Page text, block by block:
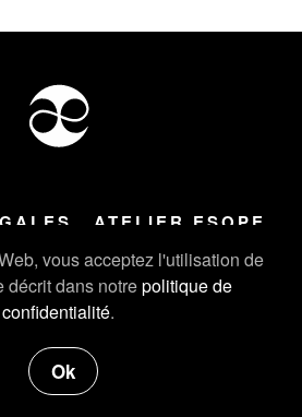
vous acceptez l'utilisation de
décrit dans notrepolitique de
confidentialité.
Ok
ATELIER ESOPE